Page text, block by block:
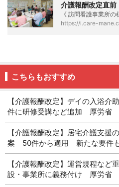
こちらもおすすめ
【介護報酬改定】デイの入浴
件に研修受講など追加 厚労省
【介護報酬改定】居宅介護支
案 50件から適用 新たな要件
【介護報酬改定】運営規程など
設・事業所に義務付け 厚労省